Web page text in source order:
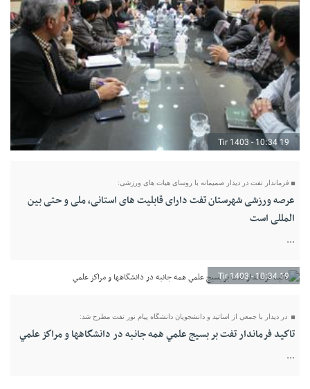
19 Tir 1403 - 10:34
فرماندار تفت در دیدار صمیمانه با روسای هیات های ورزشی:
عرصه ورزشی شهرستان تفت دارای قابلیت های استانی، ملی و حتی بین
المللی است
...
19 Tir 1403 - 10:34
در ديدار با جمعي از اساتيد و دانشجويان دانشگاه پيام نور تفت مطرح شد:
تاكيد فرماندار تفت بر بسيج علمي همه جانبه در دانشگاهها و مراكز علمي
...